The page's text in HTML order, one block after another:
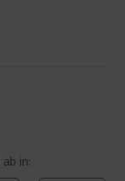
in: